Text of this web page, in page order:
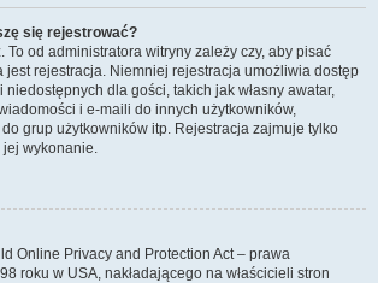
się rejestrować?
To od administratora witryny zależy czy, aby pisać
jest rejestracja. Niemniej rejestracja umożliwia dostęp
dla gości, takich jak własny awatar,
i e-maili do innych użytkowników,
grup użytkowników itp. Rejestracja zajmuje tylko
wykonanie.
Online Privacy and Protection Act – prawa
roku w USA, nakładającego na właścicieli stron